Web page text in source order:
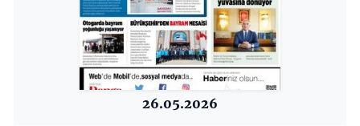
26.05.2026